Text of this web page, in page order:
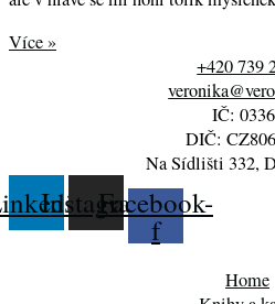
Více »
+420 739
IČ:
DIČ:
Na Sídlišti 332,
InstagramFacebook-
f
Home